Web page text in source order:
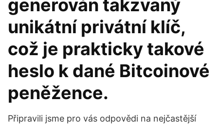
generován takzvaný
unikátní privátní klíč,
což je prakticky takové
heslo k dané Bitcoinové
peněžence.
Připravili jsme pro vás odpovědi na nejčastější